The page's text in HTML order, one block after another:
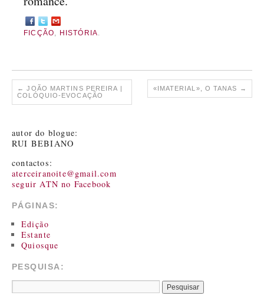
FICÇÃO, HISTÓRIA.
← JOÃO MARTINS PEREIRA |
COLÓQUIO-EVOCAÇÃO
«IMATERIAL», O TANAS →
autor do blogue:
RUI BEBIANO
contactos:
aterceiranoite@gmail.com
seguir ATN no Facebook
PÁGINAS:
Edição
Estante
Quiosque
PESQUISA: